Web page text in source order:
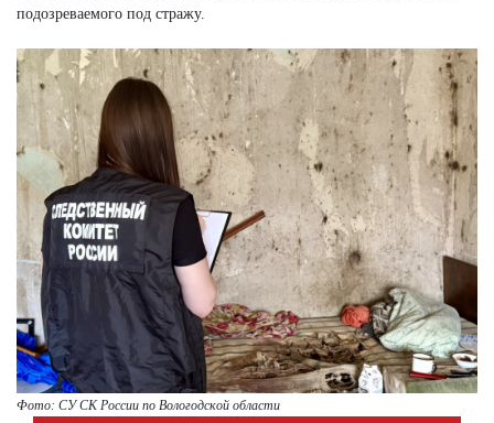
подозреваемого под стражу.
Фото: СУ СК России по Вологодской области